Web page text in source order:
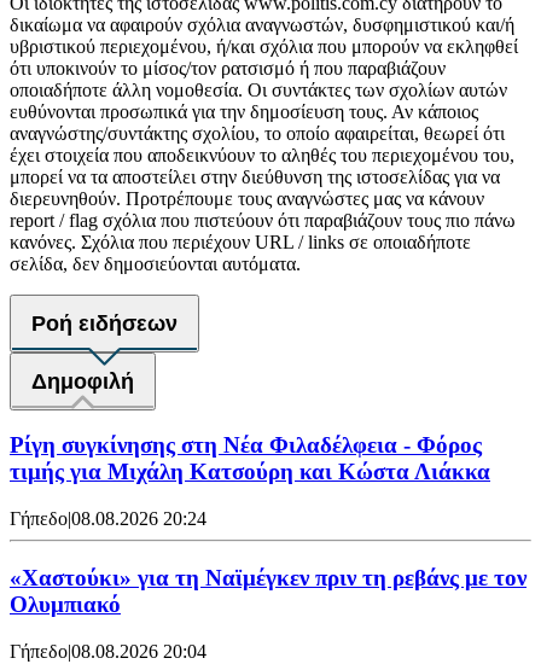
δικαίωμα να αφαιρούν σχόλια αναγνωστών, δυσφημιστικού και/ή
υβριστικού περιεχομένου, ή/και σχόλια που μπορούν να εκληφθεί
ότι υποκινούν το μίσος/τον ρατσισμό ή που παραβιάζουν
οποιαδήποτε άλλη νομοθεσία. Οι συντάκτες των σχολίων αυτών
ευθύνονται προσωπικά για την δημοσίευση τους. Αν κάποιος
αναγνώστης/συντάκτης σχολίου, το οποίο αφαιρείται, θεωρεί ότι
έχει στοιχεία που αποδεικνύουν το αληθές του περιεχομένου του,
μπορεί να τα αποστείλει στην διεύθυνση της ιστοσελίδας για να
διερευνηθούν. Προτρέπουμε τους αναγνώστες μας να κάνουν
report / flag σχόλια που πιστεύουν ότι παραβιάζουν τους πιο πάνω
κανόνες. Σχόλια που περιέχουν URL / links σε οποιαδήποτε
σελίδα, δεν δημοσιεύονται αυτόματα.
Ροή ειδήσεων
Δημοφιλή
Ρίγη συγκίνησης στη Νέα Φιλαδέλφεια - Φόρος
τιμής για Μιχάλη Κατσούρη και Κώστα Λιάκκα
Γήπεδο|08.08.2026 20:24
«Χαστούκι» για τη Ναϊμέγκεν πριν τη ρεβάνς με τον
Ολυμπιακό
Γήπεδο|08.08.2026 20:04